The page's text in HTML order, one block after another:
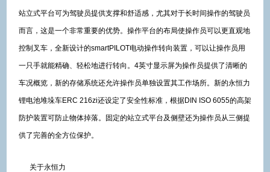
站立式平台可为驾驶员提供支撑和舒适感，尤其对于长时间操作的驾驶员
而言，这是一个非常重要的优势。操作平台的布局使操作员可以更直观地
控制叉车，全新设计的smartPILOT电动操作转向装置，可以让操作员用
一只手就能精确、轻松地进行转向。4英寸显示屏为操作员提供了清晰的
车况概览，新的存储系统还允许操作员单独设置其工作场所。新的永恒力
锂电池堆垛车ERC 216zi还设定了安全性标准，根据DIN ISO 6055的高架
防护装置可防止物体掉落。固定的站立式平台及侧壁还为操作员从三侧提
供了完善的全方位保护。
关于永恒力